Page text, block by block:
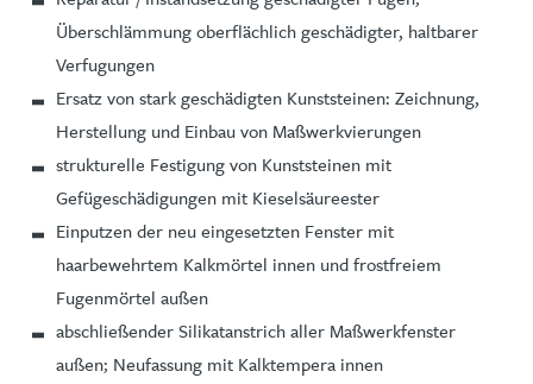
Überschlämmung oberflächlich geschädigter, haltbarer
Verfugungen
Ersatz von stark geschädigten Kunststeinen: Zeichnung,
Herstellung und Einbau von Maßwerkvierungen
strukturelle Festigung von Kunststeinen mit
Gefügeschädigungen mit Kieselsäureester
Einputzen der neu eingesetzten Fenster mit
haarbewehrtem Kalkmörtel innen und frostfreiem
Fugenmörtel außen
abschließender Silikatanstrich aller Maßwerkfenster
außen; Neufassung mit Kalktempera innen